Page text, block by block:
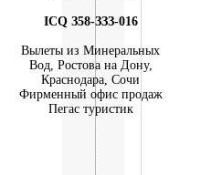
ICQ З58-ЗЗЗ-016
Вылеты из Минеральных
Вод, Ростова на Дону,
Краснодара, Сочи
Фирменный офис продаж
Пегас туристик